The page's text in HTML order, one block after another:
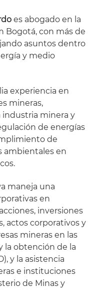
es abogado en la
Bogotá, con más de
asuntos dentro
y medio
experiencia en
mineras,
industria minera y
de energías
de
ambientales en
maneja una
en
inversiones
actos corporativos y
mineras en las
la obtención de la
y la asistencia
e instituciones
de Minas y